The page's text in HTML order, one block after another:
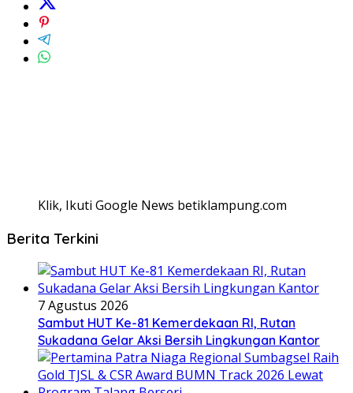
Klik, Ikuti Google News betiklampung.com
Berita Terkini
7 Agustus 2026
Sambut HUT Ke-81 Kemerdekaan RI, Rutan
Sukadana Gelar Aksi Bersih Lingkungan Kantor